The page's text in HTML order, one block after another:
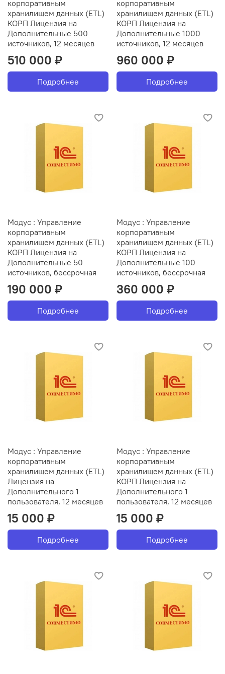
корпоративным
хранилищем данных (ETL)
КОРП Лицензия на
Дополнительные 500
источников, 12 месяцев
510 000 ₽
Подробнее
корпоративным
хранилищем данных (ETL)
КОРП Лицензия на
Дополнительные 1000
источников, 12 месяцев
960 000 ₽
Подробнее
Модус : Управление
корпоративным
хранилищем данных (ETL)
КОРП Лицензия на
Дополнительные 50
источников, бессрочная
190 000 ₽
Подробнее
Модус : Управление
корпоративным
хранилищем данных (ETL)
КОРП Лицензия на
Дополнительные 100
источников, бессрочная
360 000 ₽
Подробнее
Модус : Управление
корпоративным
хранилищем данных (ETL)
Лицензия на
Дополнительного 1
пользователя, 12 месяцев
15 000 ₽
Подробнее
Модус : Управление
корпоративным
хранилищем данных (ETL)
КОРП Лицензия на
Дополнительного 1
пользователя, 12 месяцев
15 000 ₽
Подробнее